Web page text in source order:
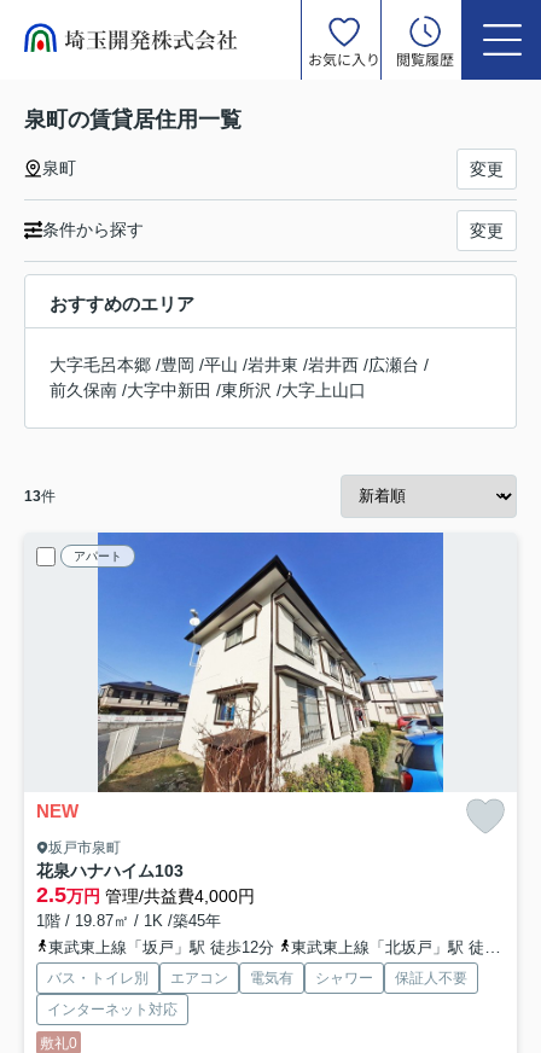
お気に入り 閲覧履歴
泉町の賃貸居住用一覧
泉町 変更
条件から探す 変更
おすすめのエリア
大字毛呂本郷 /豊岡 /平山 /岩井東 /岩井西 /広瀬台 /
前久保南 /大字中新田 /東所沢 /大字上山口
13件
アパート
NEW
坂戸市泉町
花泉ハナハイム103
2.5万円 管理/共益費4,000円
1階 / 19.87㎡ / 1K /築45年
東武東上線「坂戸」駅 徒歩12分
東武東上線「北坂戸」駅 徒歩18分
バス・トイレ別 エアコン 電気有 シャワー
保証人不要
インターネット対応
敷礼0